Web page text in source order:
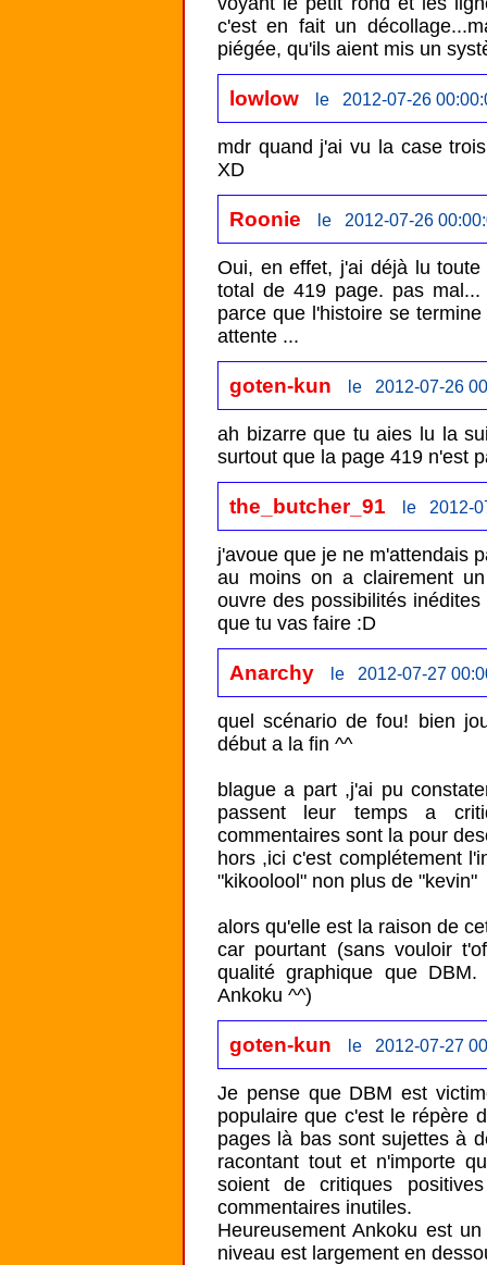
c'est en fait un
piégée, qu'ils aient mis un
lowlow le 2012-07-26
mdr quand j'ai vu la case
Roonie le 2012-07-26
Oui, en effet, j'ai déjà lu
total de 419 page. pas
parce que l'histoire se
goten-kun le 2012-07-26
ah bizarre que tu aies lu la
the_butcher_91 le 2012-
j'avoue que je ne m'attendais
au moins on a clairement
ouvre des possibilités
que tu vas faire :D
Anarchy le 2012-07-27
quel scénario de fou! bien
début a la fin ^^
blague a part ,j'ai pu
passent leur temps a
commentaires sont la pour
hors ,ici c'est complétement
"kikoolool" non plus de "kevin"
alors qu'elle est la raison de
car pourtant (sans vouloir
qualité graphique que
goten-kun le 2012-07-27
Je pense que DBM est
populaire que c'est le répère
pages là bas sont sujettes à
racontant tout et n'importe
soient de critiques
commentaires inutiles.
Heureusement Ankoku est
niveau est largement en